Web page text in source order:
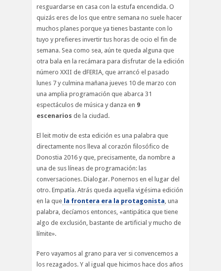
resguardarse en casa con la estufa encendida. O
quizás eres de los que entre semana no suele hacer
muchos planes porque ya tienes bastante con lo
tuyo y prefieres invertir tus horas de ocio el fin de
semana. Sea como sea, aún te queda alguna que
otra bala en la recámara para disfrutar de la edición
número XXII de dFERIA, que arrancó el pasado
lunes 7 y culmina mañana jueves 10 de marzo con
una amplia programación que abarca 31
espectáculos de música y danza en 9
escenarios de la ciudad.
El leit motiv de esta edición es una palabra que
directamente nos lleva al corazón filosófico de
Donostia 2016 y que, precisamente, da nombre a
una de sus líneas de programación: las
conversaciones. Dialogar. Ponernos en el lugar del
otro. Empatía. Atrás queda aquella vigésima edición
en la que la frontera era la protagonista, una
palabra, decíamos entonces, «antipática que tiene
algo de exclusión, bastante de artificial y mucho de
límite».
Pero vayamos al grano para ver si convencemos a
los rezagados. Y al igual que hicimos hace dos años